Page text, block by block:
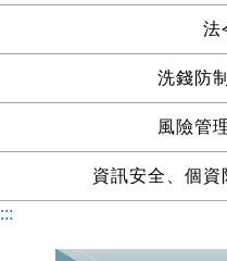
法
洗錢防
風險管
資訊安全、個
:::